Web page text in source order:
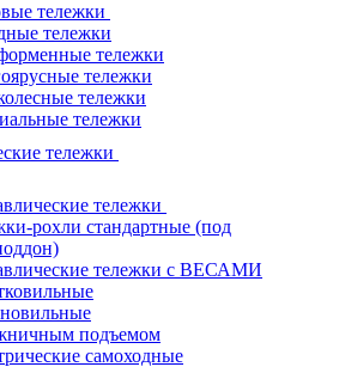
тележки
тележки
тележки
тележки
тележки
тележки
тележки
тележки
рохли стандартные (под
тележки с ВЕСАМИ
подъемом
самоходные